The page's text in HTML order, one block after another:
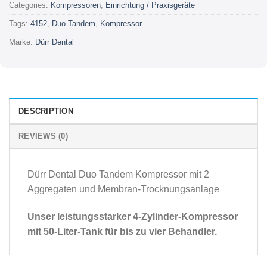
Categories: Kompressoren, Einrichtung / Praxisgeräte
Tags: 4152, Duo Tandem, Kompressor
Marke: Dürr Dental
DESCRIPTION
REVIEWS (0)
Dürr Dental Duo Tandem Kompressor mit 2
Aggregaten und Membran-Trocknungsanlage
Unser leistungsstarker 4-Zylinder-Kompressor
mit 50-Liter-Tank für bis zu vier Behandler.